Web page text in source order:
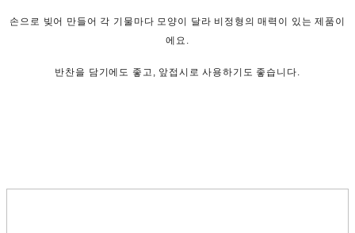
손으로 빚어 만들어 각 기물마다 모양이 달라 비정형의 매력이 있는 제품이
에요.
반찬을 담기에도 좋고, 앞접시로 사용하기도 좋습니다.